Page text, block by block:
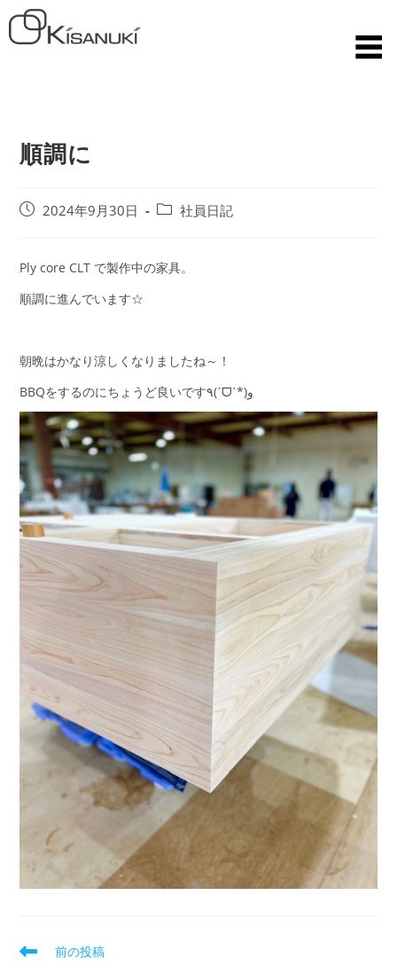
順調に
2024年9月30日 社員日記
Ply core CLT で製作中の家具。
順調に進んでいます☆
朝晩はかなり涼しくなりましたね～！
BBQをするのにちょうど良いです٩(ˊᗜˋ*)و
前の投稿